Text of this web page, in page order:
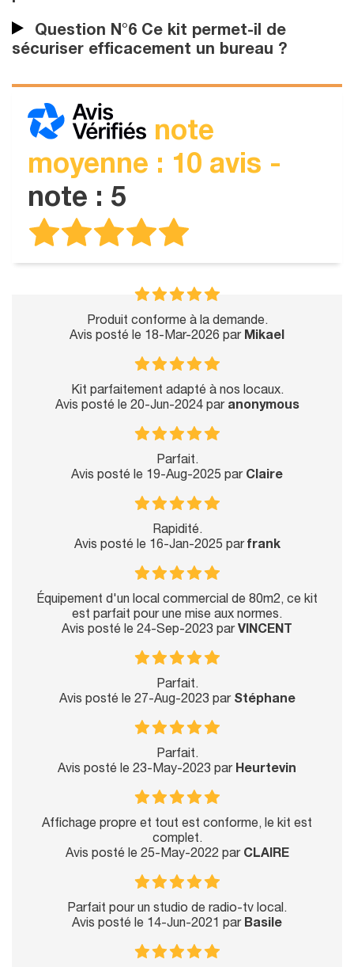
Question N°6 Ce kit permet-il de
sécuriser efficacement un bureau ?
note
moyenne : 10 avis -
note : 5
Produit conforme à la demande.
Avis posté le 18-Mar-2026 par Mikael
Kit parfaitement adapté à nos locaux.
Avis posté le 20-Jun-2024 par anonymous
Parfait.
Avis posté le 19-Aug-2025 par Claire
Rapidité.
Avis posté le 16-Jan-2025 parfrank
Équipement d'un local commercial de 80m2, ce kit
est parfait pour une mise aux normes.
Avis posté le 24-Sep-2023 par VINCENT
Parfait.
Avis posté le 27-Aug-2023 par Stéphane
Parfait.
Avis posté le 23-May-2023 par Heurtevin
Affichage propre et tout est conforme, le kit est
complet.
Avis posté le 25-May-2022 par CLAIRE
Parfait pour un studio de radio-tv local.
Avis posté le 14-Jun-2021 par Basile